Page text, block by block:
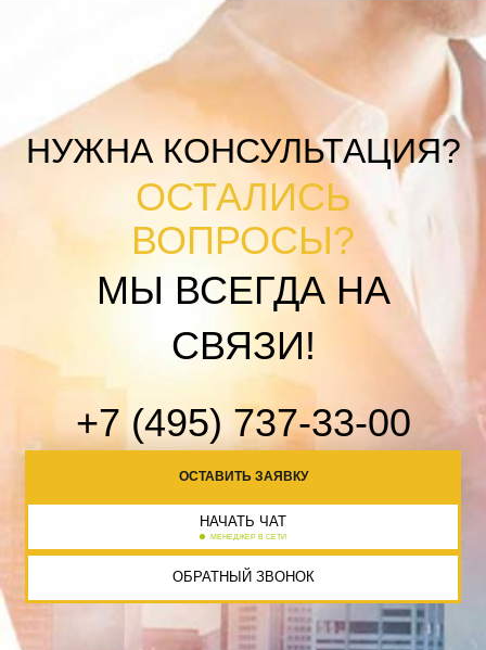
НУЖНА КОНСУЛЬТАЦИЯ?
ОСТАЛИСЬ
ВОПРОСЫ?
МЫ ВСЕГДА НА
СВЯЗИ!
+7 (495) 737-33-00
ОСТАВИТЬ ЗАЯВКУ
НАЧАТЬ ЧАТ
МЕНЕДЖЕР В СЕТИ
ОБРАТНЫЙ ЗВОНОК